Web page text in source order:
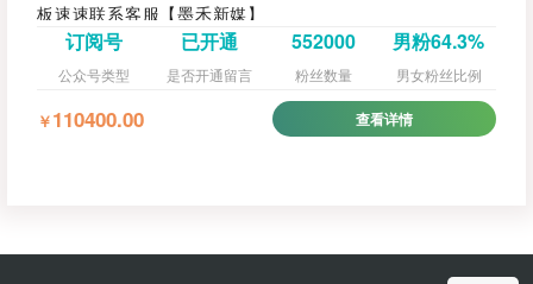
板速速联系客服【墨禾新媒】
订阅号
公众号类型
已开通
是否开通留言
552000
粉丝数量
男粉64.3%
男女粉丝比例
￥110400.00 查看详情